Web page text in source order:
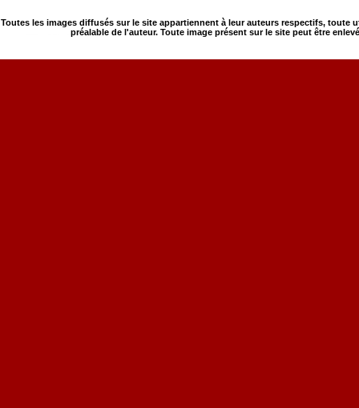
Toutes les images diffusés sur le site appartiennent à leur auteurs respectifs,
préalable de l'auteur. Toute image présent sur le site peut être